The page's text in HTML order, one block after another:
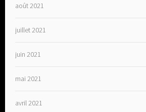
août 2021
juillet 2021
juin 2021
mai 2021
avril 2021